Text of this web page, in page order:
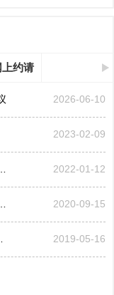
上约请
2026-06-10
2023-02-09
鉴定评审、考评工作会议 2022-01-12
教育暨鉴定评审工作会议 2020-09-15
员的公告... 2019-05-16